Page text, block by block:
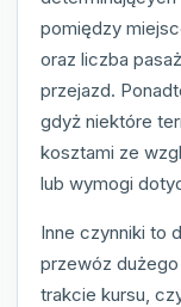
pomiędzy
oraz liczba
przejazd.
gdyż niektóre
kosztami ze
lub wymogi
Inne czynniki to
przewóz
trakcie kursu,